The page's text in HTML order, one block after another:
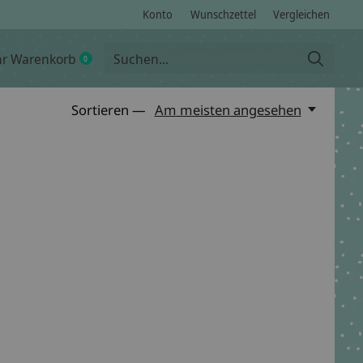
Konto Wunschzettel Vergleichen
Warenkorb 0items
Sortieren — Am meisten angesehen